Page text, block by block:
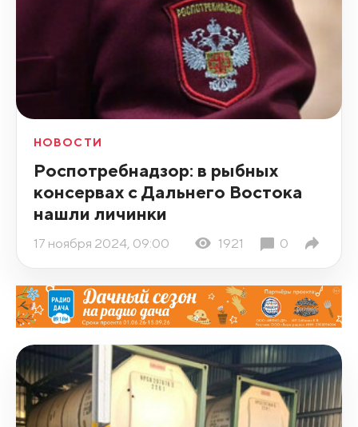
НОВОСТИ
Роспотребнадзор: в рыбных
консервах с Дальнего Востока
нашли личинки
17 ноября 2024, 09:00 1921 0